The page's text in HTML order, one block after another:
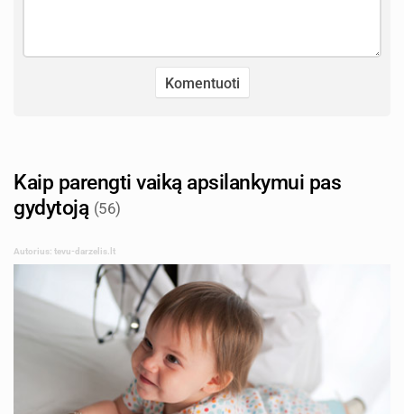
Kaip parengti vaiką apsilankymui pas
gydytoją (56)
Autorius: tevu-darzelis.lt